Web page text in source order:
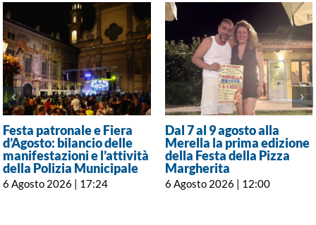
Festa patronale e Fiera
d’Agosto: bilancio delle
manifestazioni e l’attività
della Polizia Municipale
6 Agosto 2026 | 17:24
Dal 7 al 9 agosto alla
Merella la prima edizione
della Festa della Pizza
Margherita
6 Agosto 2026 | 12:00